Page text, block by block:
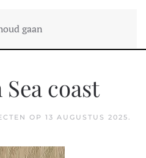
gaan
coast
OP 13 AUGUSTUS 2025.